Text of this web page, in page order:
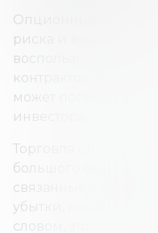
Опционные
риска и
воспользоваться
контрактов, чтобы
может поставить
инвестора.
Торговля опционами
большого опыта.
связанные с этим
убытки, которые
словом, этот вид